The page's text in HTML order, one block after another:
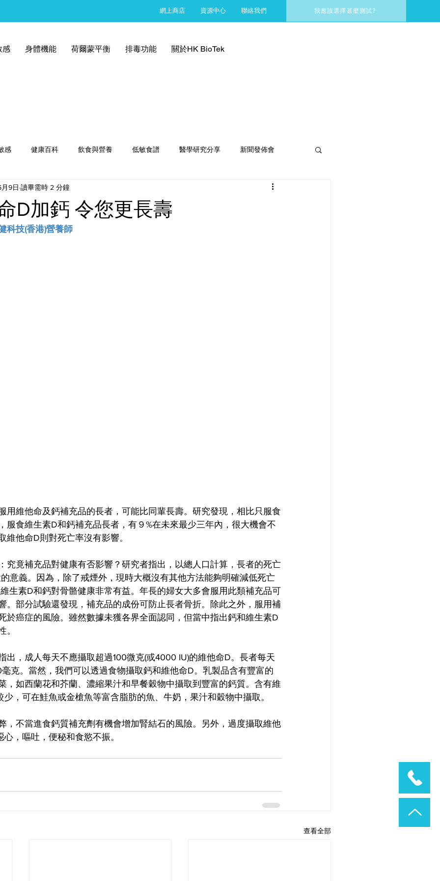
網上商店 資源中心 聯絡我們 我應該選擇甚麼測試?
感 身體機能 荷爾蒙平衡 排毒功能 關於HK BioTek
感 健康百科 飲食與營養 低敏食譜 醫學研究分享 新聞發佈會
D加鈣 令您更長壽
9日 讀畢需時 2 分鐘
科技(香港)營養師
用維他命及鈣補充品的長者，可能比同輩長壽。研究發現，相比只服食
服食維生素D和鈣補充品長者，有９%在未來最少三年內，很大機會不
維他命D則對死亡率沒有影響。
究竟補充品對健康有否影響？研究者指出，以總人口計算，長者的死亡
意義。因為，除了戒煙外，現時大概沒有其他方法能夠明確減低死亡
生素D和鈣對骨骼健康非常有益。年長的婦女大多會服用此類補充品可
。部分試驗還發現，補充品的成份可防止長者骨折。除此之外，服用補
於癌症的風險。雖然數據未獲各界全面認同，但當中指出鈣和維生素D
。
出，成人每天不應攝取超過100微克(或4000 IU)的維他命D。長者每天
克。當然，我們可以透過食物攝取鈣和維他命D。乳製品含有豐富的
，如西蘭花和芥蘭、濃縮果汁和早餐穀物中攝取到豐富的鈣質。含有維
，可在鮭魚或金槍魚等富含脂肪的魚、牛奶，果汁和穀物中攝取。
，不當進食鈣質補充劑有機會增加腎結石的風險。另外，過度攝取維他
，嘔吐，便秘和食慾不振。
查看全部